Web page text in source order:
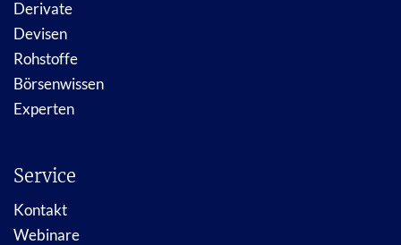
Derivate
Devisen
Rohstoffe
Börsenwissen
Experten
Service
Kontakt
Webinare